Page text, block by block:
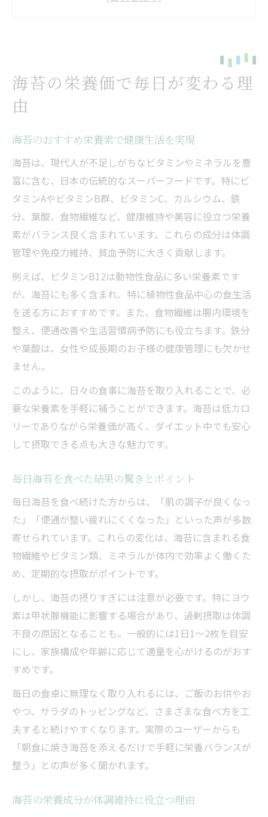
海苔のビタミンでおすすめ健康対策を紹介
海苔 栄養価とビタミン群の働きを徹底解説
ビタミンB12など海苔の注目ポイントを解
海苔の栄養価で疲れにくい体を目指す方法
焼き海苔と味付けの栄養成分比較
焼き海苔と味付け海苔のおすすめ栄養比較
海苔 栄養価は加工でどう変わるのか解説
焼き海苔の栄養成分とおすすめポイント
味付け海苔を選ぶ際の栄養価の見極め方
焼き海苔で健康維持するおすすめ活用法
海苔のおすすめ摂り方と効果的な食べ方
海苔のおすすめ摂り方で栄養価を最大限に
毎日の食事に海苔を取り入れる簡単なコツ
海苔 栄養価を活かすおすすめレシピ紹介
海苔のおすすめタイミングと健康サポート
毎日海苔を食べた結果と健康への影響
ント
海苔 栄養価で実現する便秘解消と美肌維持
継続摂取でわかる海苔の健康効果と注意点
食べ過ぎリスクと適切な海苔のおすすめ量
健康への影響を考えた海苔の摂り方を解説
栄養成分表から読み解く海苔の効能
海苔の栄養成分表でわかるおすすめの効能
葉酸や鉄分など注目成分と海苔おすすめ法
栄養バランスに優れた海苔の活用ポイント
海苔 栄養価の見方とおすすめ摂取基準
海苔の栄養価で毎日が変わる理
由
海苔のおすすめ栄養素で健康生活を実現
海苔は、現代人が不足しがちなビタミンやミネラルを豊
富に含む、日本の伝統的なスーパーフードです。特にビ
タミンAやビタミンB群、ビタミンC、カルシウム、鉄
分、葉酸、食物繊維など、健康維持や美容に役立つ栄養
素がバランス良く含まれています。これらの成分は体調
管理や免疫力維持、貧血予防に大きく貢献します。
例えば、ビタミンB12は動物性食品に多い栄養素です
が、海苔にも多く含まれ、特に植物性食品中心の食生活
を送る方におすすめです。また、食物繊維は腸内環境を
整え、便通改善や生活習慣病予防にも役立ちます。鉄分
や葉酸は、女性や成長期のお子様の健康管理にも欠かせ
ません。
このように、日々の食事に海苔を取り入れることで、必
要な栄養素を手軽に補うことができます。海苔は低カロ
リーでありながら栄養価が高く、ダイエット中でも安心
して摂取できる点も大きな魅力です。
毎日海苔を食べた結果の驚きとポイント
毎日海苔を食べ続けた方からは、「肌の調子が良くなっ
た」「便通が整い疲れにくくなった」といった声が多数
寄せられています。これらの変化は、海苔に含まれる食
物繊維やビタミン類、ミネラルが体内で効率よく働くた
め、定期的な摂取がポイントです。
しかし、海苔の摂りすぎには注意が必要です。特にヨウ
素は甲状腺機能に影響する場合があり、過剰摂取は体調
不良の原因となることも。一般的には1日1〜2枚を目安
にし、家族構成や年齢に応じて適量を心がけるのがおす
すめです。
毎日の食卓に無理なく取り入れるには、ご飯のお供やお
やつ、サラダのトッピングなど、さまざまな食べ方を工
夫すると続けやすくなります。実際のユーザーからも
「朝食に焼き海苔を添えるだけで手軽に栄養バランスが
整う」との声が多く聞かれます。
海苔の栄養成分が体調維持に役立つ理由